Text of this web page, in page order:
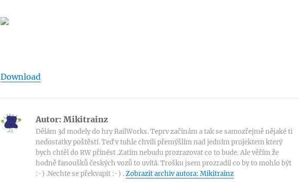
Download
Autor:Mikitrainz
Dělám 3d modely do hry RailWorks. Teprv začínám a tak se samozřejmě nějaké ti
nedostatky poštěstí. Teď v tuhle chvíli přemýšlím nad jedním projektem který
bych chtěl do RW přinést .Zatím nebudu prozrazovat co to bude. Ale věřím že
hodně fanoušků českých vozů to uvítá. Trošku jsem prozradil co by to mohlo být
:-) .Nechte se překvapit :-) .Zobrazit archiv autora: Mikitrainz